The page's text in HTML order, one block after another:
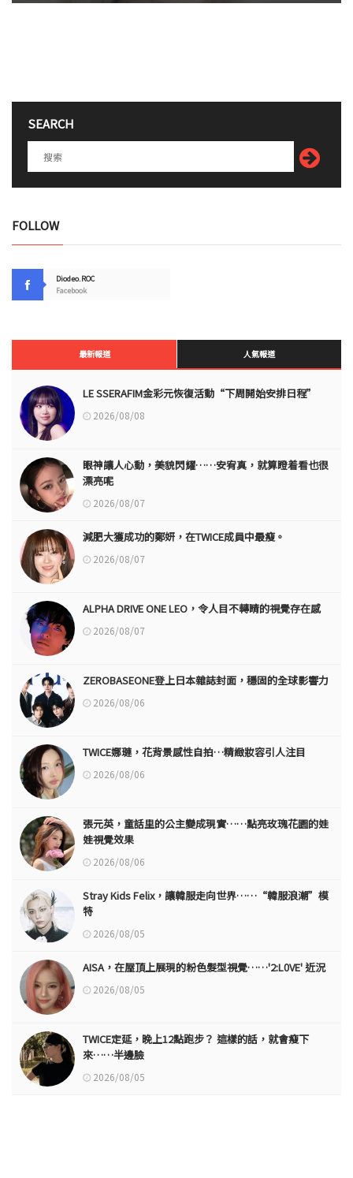
SEARCH
FOLLOW
Diodeo.ROC
Facebook
最新報道 人氣報道
LE SSERAFIM金彩元恢復活動“下周開始安排日程”
2026/08/08
眼神讓人心動，美貌閃耀……安宥真，就算瞪着看也很
漂亮呢
2026/08/07
減肥大獲成功的鄭妍，在TWICE成員中最瘦。
2026/08/07
ALPHA DRIVE ONE LEO，令人目不轉睛的視覺存在感
2026/08/07
ZEROBASEONE登上日本雜誌封面，穩固的全球影響力
2026/08/06
TWICE娜璉，花背景感性自拍…精緻妝容引人注目
2026/08/06
張元英，童話里的公主變成現實……點亮玫瑰花園的娃
娃視覺效果
2026/08/06
Stray Kids Felix，讓韓服走向世界……“韓服浪潮”模
特
2026/08/05
AISA，在屋頂上展現的粉色髮型視覺……'2:L0VE' 近況
2026/08/05
TWICE定延，晚上12點跑步？ 這樣的話，就會瘦下
來……半邊臉
2026/08/05